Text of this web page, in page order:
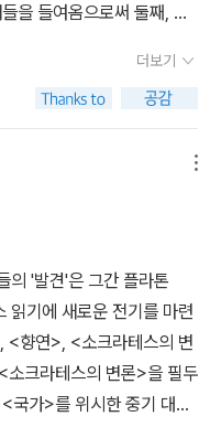
을 들여옴으로써 둘째, 젊
소크라테스의 변론 Apolo
BCE 470~399)이 자
BCE 428~354?)
은 스승 소크라테스
세노폰은 신들에 대한 불
장의 주장에 대해 다음과
경에 대한 본인의 말과 평
로 볼 때 고발장의 내용은
되 자기 능력 이하로 해서
경하지 않음이 확실하니까.
장 큰 복을 내려주실 것이
줄 수 있는 분들 말고 다
더보기
의 '발견'은 그간 플라톤
읽기에 새로운 전기를 마련
<향연>, <소크라테스의 변
소크라테스의 변론>을 필두
국가>를 위시한 중기 대화